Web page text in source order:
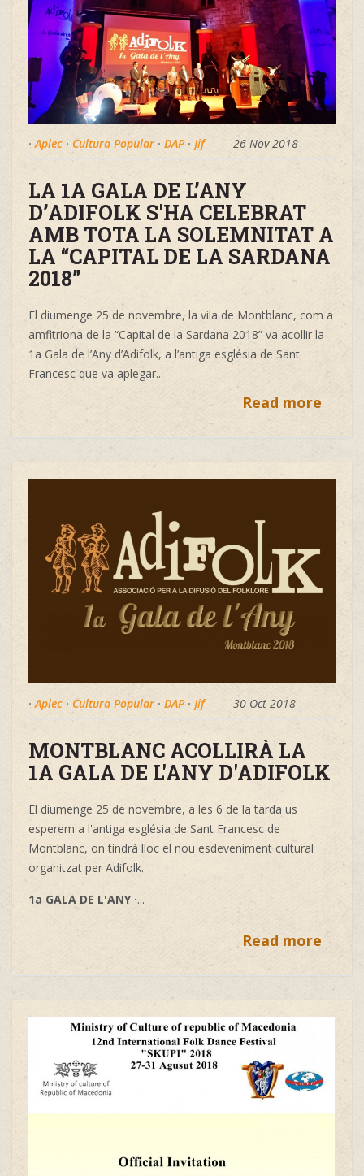
·Aplec · Cultura Popular · DAP· Jif 26 Nov 2018
LA 1A GALA DE L’ANY
D’ADIFOLK S'HA CELEBRAT
AMB TOTA LA SOLEMNITAT A
LA “CAPITAL DE LA SARDANA
2018”
El diumenge 25 de novembre, la vila de Montblanc, com a
amfitriona de la “Capital de la Sardana 2018” va acollir la
1a Gala de l’Any d’Adifolk, a l’antiga església de Sant
Francesc que va aplegar...
Read more
·Aplec · Cultura Popular · DAP· Jif 30 Oct 2018
MONTBLANC ACOLLIRÀ LA
1A GALA DE L'ANY D'ADIFOLK
El diumenge 25 de novembre, a les 6 de la tarda us
esperem a l'antiga església de Sant Francesc de
Montblanc, on tindrà lloc el nou esdeveniment cultural
organitzat per Adifolk.
1a GALA DE L'ANY ·...
Read more